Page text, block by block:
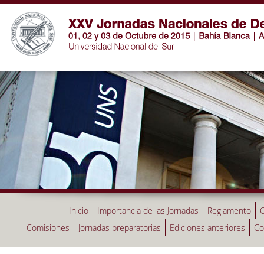
Inicio Importancia de las Jornadas Reglamento
Comisiones
Jornadas preparatorias Ediciones anteriores